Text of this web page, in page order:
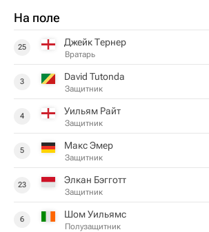
На поле
25 Джейк Тернер
Вратарь
3 David Tutonda
Защитник
4 Уильям Райт
Защитник
5 Макс Эмер
Защитник
23 Элкан Бэгготт
Защитник
6 Шом Уильямс
Полузащитник